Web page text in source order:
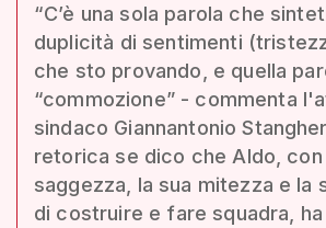
“C’è una sola parola che
duplicità di sentimenti
che sto provando, e quella
“commozione” - commenta
sindaco Giannantonio
retorica se dico che Aldo, con
saggezza, la sua mitezza e la
di costruire e fare squadra, ha